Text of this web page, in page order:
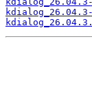
kdialog_26.04.3-